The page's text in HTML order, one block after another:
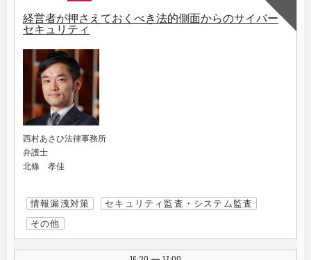
経営者が押さえておくべき法的側面からのサイバー
セキュリティ
西村あさひ法律事務所
弁護士
北條 孝佳
情報漏洩対策
セキュリティ監査・システム監査
その他
|